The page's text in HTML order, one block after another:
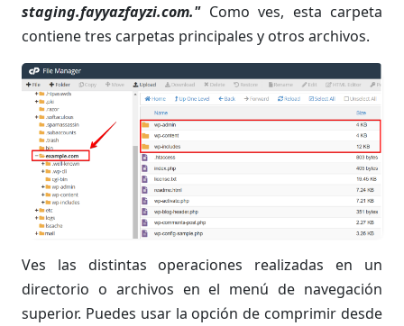
staging.fayyazfayzi.com."Como ves, esta carpeta
contiene tres carpetas principales y otros archivos.
Ves las distintas operaciones realizadas en un
directorio o archivos en el menú de navegación
superior. Puedes usar la opción de comprimir desde